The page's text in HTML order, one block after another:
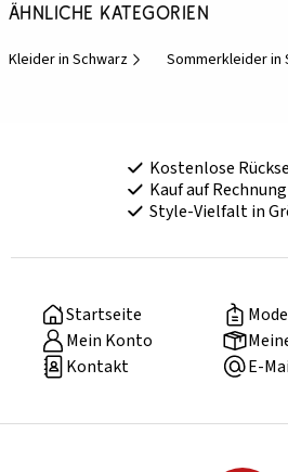
Ähnliche Kategorien
Kleider in Schwarz Sommerkleider in
Kostenlose
Kauf auf
Style-Vielfalt in
Startseite
Mein Konto
Kontakt
E-